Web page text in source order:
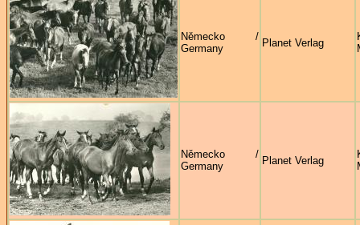
Německo /
Germany
Planet Verlag
Německo /
Germany
Planet Verlag